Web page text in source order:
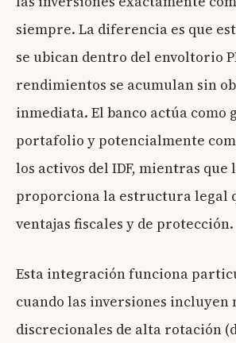
siempre. La diferencia es que
se ubican dentro del envoltorio
rendimientos se acumulan sin
inmediata. El banco actúa como
portafolio y potencialmente
los activos del IDF, mientras que
proporciona la estructura legal
ventajas fiscales y de protección.
Esta integración funciona
cuando las inversiones incluyen
discrecionales de alta rotación